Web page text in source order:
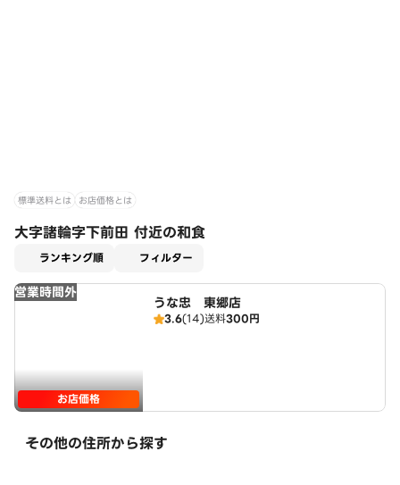
標準送料とは お店価格とは
大字諸輪字下前田 付近の和食
ランキング順 フィルター
営業時間外
お店価格
うな忠 東郷店
3.6(14)送料300円
その他の住所から探す